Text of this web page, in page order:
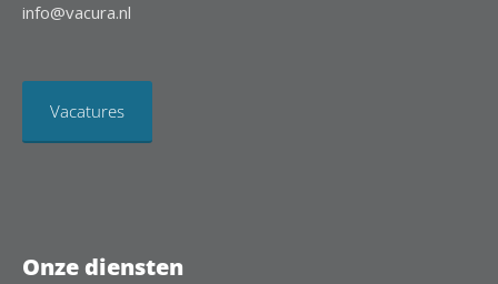
info@vacura.nl
Vacatures
Onze diensten